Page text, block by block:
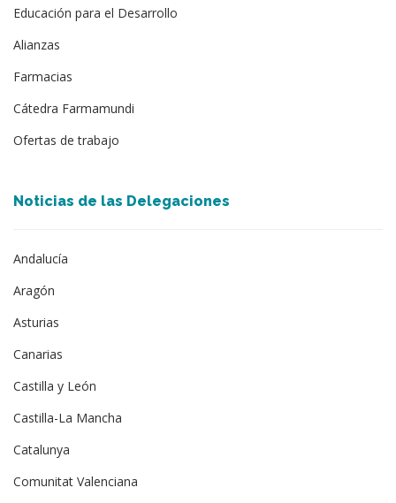
Educación para el Desarrollo
Alianzas
Farmacias
Cátedra Farmamundi
Ofertas de trabajo
Noticias de las Delegaciones
Andalucía
Aragón
Asturias
Canarias
Castilla y León
Castilla-La Mancha
Catalunya
Comunitat Valenciana